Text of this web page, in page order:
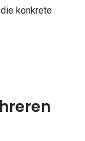
konkrete